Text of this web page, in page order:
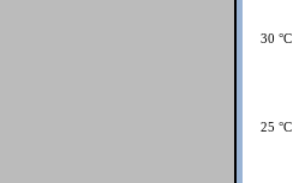
25 °C
30 °C